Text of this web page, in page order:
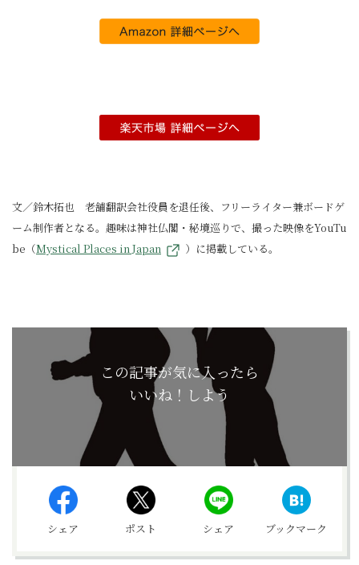
文／鈴木拓也 老舗翻訳会社役員を退任後、フリーライター兼ボードゲ
ーム制作者となる。趣味は神社仏閣・秘境巡りで、撮った映像をYouTu
be（Mystical Places in Japan ）に掲載している。
この記事が気に入ったら
いいね！しよう
シェア ポスト シェア ブックマーク